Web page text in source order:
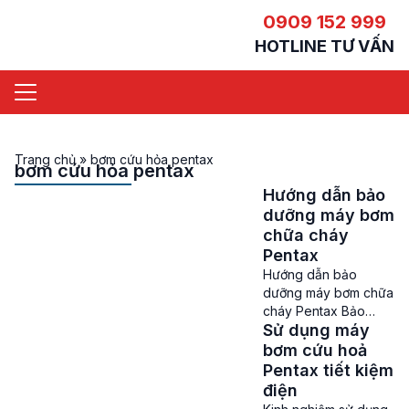
0909 152 999
HOTLINE TƯ VẤN
Trang chủ» bơm cứu hỏa pentax
bơm cứu hỏa pentax
Hướng dẫn bảo
dưỡng máy bơm
chữa cháy
Pentax
Hướng dẫn bảo
dưỡng máy bơm chữa
cháy Pentax Bảo
dưỡng máy bơm chữa
cháy Pentax – Máy
bơm chữa cháy
Pentax là một trong
những sản phẩm
Sử dụng máy
bơm cứu hoả
Pentax tiết kiệm
điện